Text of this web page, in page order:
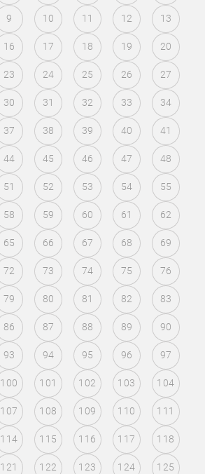
9 10 11 12 13
16 17 18 19 20
23 24 25 26 27
30 31 32 33 34
37 38 39 40 41
44 45 46 47 48
51 52 53 54 55
58 59 60 61 62
65 66 67 68 69
72 73 74 75 76
79 80 81 82 83
86 87 88 89 90
93 94 95 96 97
100 101 102 103 104
107 108 109 110 111
114 115 116 117 118
121 122 123 124 125